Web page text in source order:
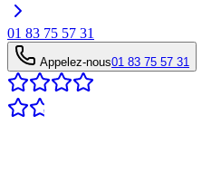
01 83 75 57 31
Appelez-nous01 83 75 57 31